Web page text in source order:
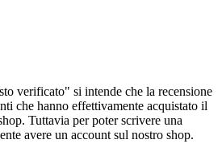
verificato" si intende che la recensione
che hanno effettivamente acquistato il
Tuttavia per poter scrivere una
avere un account sul nostro shop.